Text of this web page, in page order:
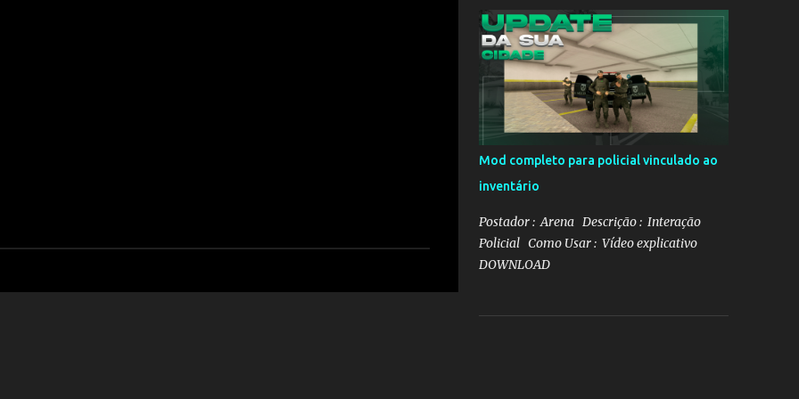
Mod completo para policial vinculado ao
inventário
Postador : Arena Descrição : Interação
Policial Como Usar : Vídeo explicativo
DOWNLOAD